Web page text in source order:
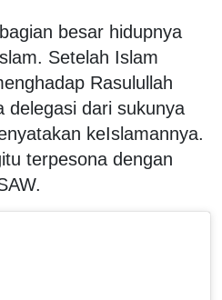
besar hidupnya
Setelah Islam
Rasulullah
delegasi dari sukunya
keIslamannya.
terpesona dengan